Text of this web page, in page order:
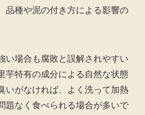
品種や泥の付き方による影響の
い場合も腐敗と誤解されやすい
芋特有の成分による自然な状態
いがなければ、よく洗って加熱
題なく食べられる場合が多いで